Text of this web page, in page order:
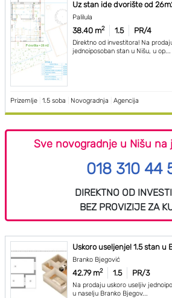
Uz stan ide dvorište od
Palilula
38.40 m2 1.5 PR/4
Direktno od investitora! Na
jednoiposoban stan u Nišu, u op...
Prizemlje 1.5 soba Novogradnja Agencija
Sve novogradnje u Nišu na
018 310 44
DIREKTNO OD
BEZ PROVIZIJE ZA
Uskoro useljenje! 1.5 stan u
Branko Bjegović
42.79 m2 1.5 PR/3
Na prodaju uskoro useljiv
u naselju Branko Bjegov...